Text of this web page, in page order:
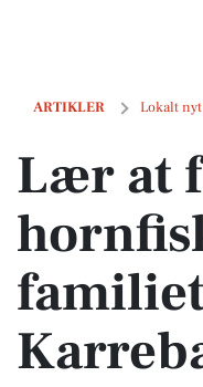
ARTIKLER Lokalt nyt
Lær at fange hornfisk
Lær at